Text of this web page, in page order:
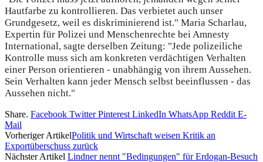
Hautfarbe zu kontrollieren. Das verbietet auch unser
Grundgesetz, weil es diskriminierend ist." Maria Scharlau,
Expertin für Polizei und Menschenrechte bei Amnesty
International, sagte derselben Zeitung: "Jede polizeiliche
Kontrolle muss sich am konkreten verdächtigen Verhalten
einer Person orientieren - unabhängig von ihrem Aussehen.
Sein Verhalten kann jeder Mensch selbst beeinflussen - das
Aussehen nicht."
Share. Facebook Twitter Pinterest LinkedIn WhatsApp Reddit E-
Mail
Vorheriger ArtikelPolitik und Wirtschaft weisen Kritik an
Exportüberschuss zurück
Nächster Artikel Lindner nennt "Bedingungen" für Erdogan-Besuch